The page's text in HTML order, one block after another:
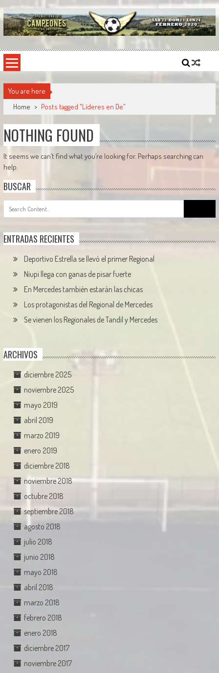
Skip
to
content
Copa Nacional de Campeones
El torneo semestral que reúne a los mejores equipos de fútbol sintético del país.
You are here
Home > Posts tagged "Líderes en De"
NOTHING FOUND
It seems we can’t find what you’re looking for. Perhaps searching can
help.
BUSCAR
for:
ENTRADAS RECIENTES
Deportivo Estrella se llevó el primer Regional
Niupi llega con ganas de pisar fuerte
En Mercedes también estarán las chicas
Los protagonistas del Regional de Mercedes
Se vienen los Regionales de Tandil y Mercedes
ARCHIVOS
diciembre 2025
noviembre 2025
mayo 2019
abril 2019
marzo 2019
enero 2019
diciembre 2018
noviembre 2018
octubre 2018
septiembre 2018
agosto 2018
julio 2018
junio 2018
mayo 2018
abril 2018
marzo 2018
febrero 2018
enero 2018
diciembre 2017
noviembre 2017